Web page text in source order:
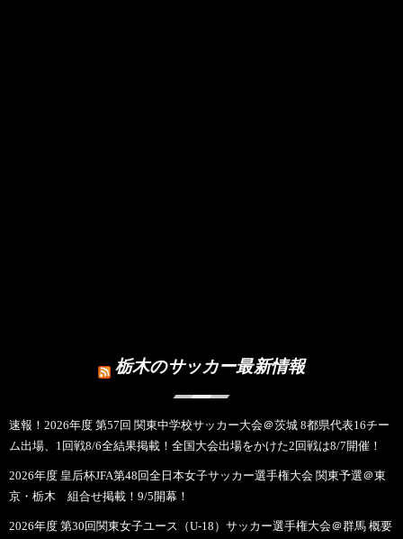
栃木のサッカー最新情報
速報！2026年度 第57回 関東中学校サッカー大会＠茨城 8都県代表16チー
ム出場、1回戦8/6全結果掲載！全国大会出場をかけた2回戦は8/7開催！
2026年度 皇后杯JFA第48回全日本女子サッカー選手権大会 関東予選＠東
京・栃木 組合せ掲載！9/5開幕！
2026年度 第30回関東女子ユース（U-18）サッカー選手権大会＠群馬 概要